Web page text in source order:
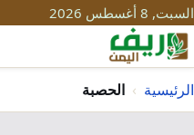
السبت, 8 أغسطس 2026
الرئيسية › الحصبة